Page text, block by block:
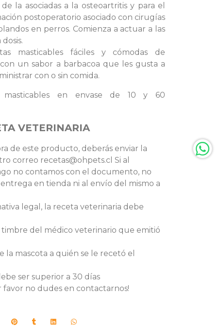
la asociadas a la osteoartritis y para el
postoperatorio asociado con cirugías
en perros. Comienza a actuar a las
masticables fáciles y cómodas de
un sabor a barbacoa que les gusta a
con o sin comida.
masticables en envase de 10 y 60
VETERINARIA
de este producto, deberás enviar la
correo recetas@ohpets.cl Si al
no contamos con el documento, no
en tienda ni al envío del mismo a
legal, la receta veterinaria debe
timbre del médico veterinario que emitió
mascota a quién se le recetó el
ser superior a 30 días
no dudes en contactarnos!